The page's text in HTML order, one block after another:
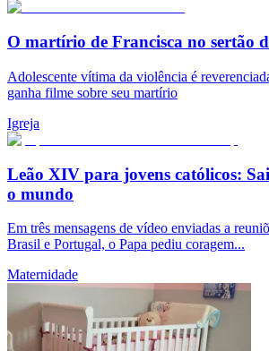
O martírio de Francisca no sertão
Adolescente vítima da violência é
ganha filme sobre seu martírio
Igreja
Leão XIV para jovens católicos:
o mundo
Em três mensagens de vídeo enviadas a
Brasil e Portugal, o Papa pediu coragem...
Maternidade